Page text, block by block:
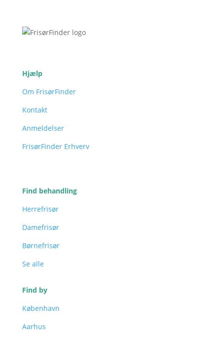
Hjælp
Om FrisørFinder
Kontakt
Anmeldelser
FrisørFinder Erhverv
Find behandling
Herrefrisør
Damefrisør
Børnefrisør
Se alle
Find by
København
Aarhus